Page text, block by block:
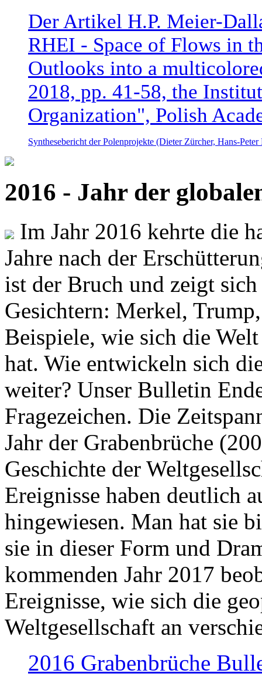
Der Artikel H.P. Meier-
RHEI - Space of Flows in
Outlooks into a
2018, pp. 41-58, the
Organization", Polish
Synthesebericht der Polenprojekte (Dieter Zürcher, Hans-
2016 - Jahr der
Im Jahr 2016 kehrte die
Jahre nach der
ist der Bruch und zeigt
Gesichtern: Merkel,
Beispiele, wie sich die
hat. Wie entwickeln sich
weiter? Unser Bulletin
Fragezeichen. Die
Jahr der Grabenbrüche
Geschichte der
Ereignisse haben deutlich
hingewiesen. Man hat sie
sie in dieser Form und
kommenden Jahr 2017
Ereignisse, wie sich die
Weltgesellschaft an
2016 Grabenbrüche